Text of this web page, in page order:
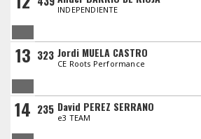
INDEPENDIENTE
13 323 Jordi MUELA CASTRO
CE Roots Performance
14 235 David PEREZ SERRANO
e3 TEAM